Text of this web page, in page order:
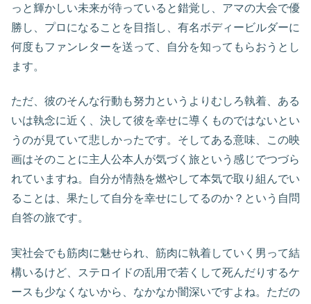
っと輝かしい未来が待っていると錯覚し、アマの大会で優
勝し、プロになることを目指し、有名ボディービルダーに
何度もファンレターを送って、自分を知ってもらおうとし
ます。
ただ、彼のそんな行動も努力というよりむしろ執着、ある
いは執念に近く、決して彼を幸せに導くものではないとい
うのが見ていて悲しかったです。そしてある意味、この映
画はそのことに主人公本人が気づく旅という感じでつづら
れていますね。自分が情熱を燃やして本気で取り組んでい
ることは、果たして自分を幸せにしてるのか？という自問
自答の旅です。
実社会でも筋肉に魅せられ、筋肉に執着していく男って結
構いるけど、ステロイドの乱用で若くして死んだりするケ
ースも少なくないから、なかなか闇深いですよね。ただの